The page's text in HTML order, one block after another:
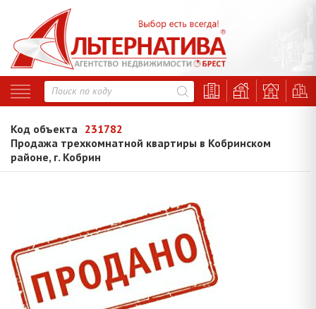
Код объекта 231782
Продажа трехкомнатной квартиры в Кобринском
районе, г. Кобрин